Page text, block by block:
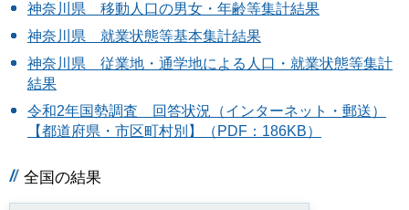
神奈川県 移動人口の男女・年齢等集計結果
神奈川県 就業状態等基本集計結果
神奈川県 従業地・通学地による人口・就業状態等集計
結果
令和2年国勢調査 回答状況（インターネット・郵送）
【都道府県・市区町村別】（PDF：186KB）
全国の結果